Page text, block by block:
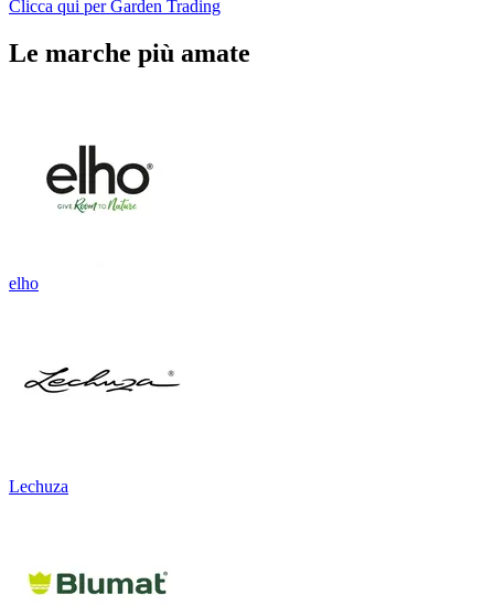
Clicca qui per Garden Trading
Le marche più amate
elho
Lechuza